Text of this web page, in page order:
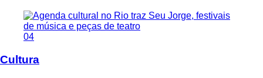
04
Cultura